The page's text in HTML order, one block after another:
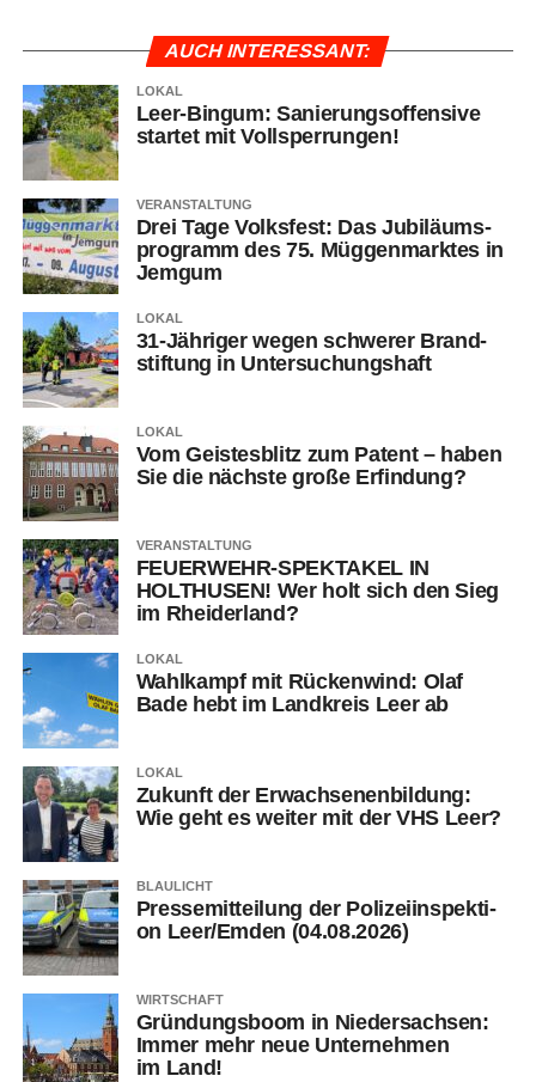
AUCH INTER­ES­SANT:
LOKAL
Leer-Bin­gum: Sanie­rungs­of­fen­si­ve
star­tet mit Vollsperrungen!
VERANSTALTUNG
Drei Tage Volks­fest: Das Jubi­lä­ums­
pro­gramm des 75. Müg­gen­mark­tes in
Jemgum
LOKAL
31-Jäh­ri­ger wegen schwe­rer Brand­
stif­tung in Untersuchungshaft
LOKAL
Vom Geis­tes­blitz zum Patent – haben
Sie die nächs­te gro­ße Erfindung?
VERANSTALTUNG
FEUERWEHR-SPEKTAKEL IN
HOLTHUSEN! Wer holt sich den Sieg
im Rheiderland?
LOKAL
Wahl­kampf mit Rücken­wind: Olaf
Bade hebt im Land­kreis Leer ab
LOKAL
Zukunft der Erwach­se­nen­bil­dung:
Wie geht es wei­ter mit der VHS Leer?
BLAULICHT
Pres­se­mit­tei­lung der Poli­zei­in­spek­ti­
on Leer/Emden (04.08.2026)
WIRTSCHAFT
Grün­dungs­boom in Nie­der­sach­sen:
Immer mehr neue Unter­neh­men
im Land!